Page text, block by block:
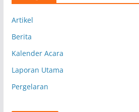
Artikel
Berita
Kalender Acara
Laporan Utama
Pergelaran